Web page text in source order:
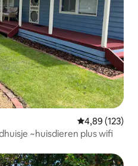
Gemiddelde
4,89 (123)
~huisdieren plus wifi